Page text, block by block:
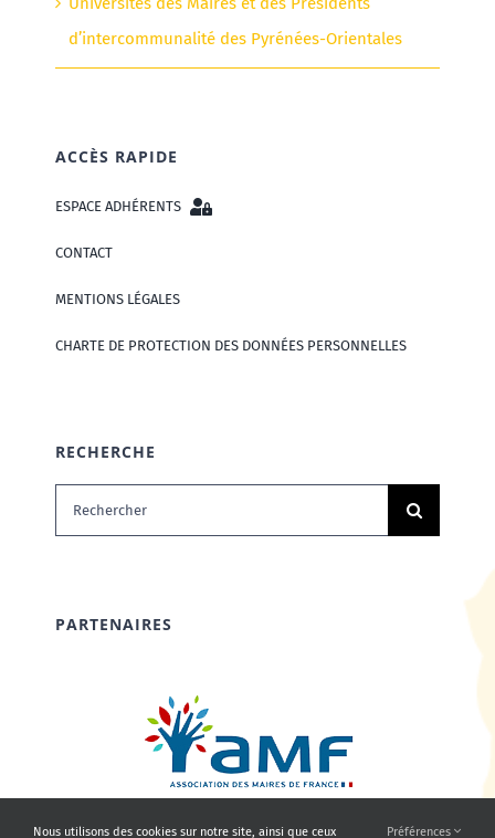
d’intercommunalité des Pyrénées-Orientales
ACCÈS RAPIDE
ESPACE ADHÉRENTS
CONTACT
MENTIONS LÉGALES
CHARTE DE PROTECTION DES DONNÉES PERSONNELLES
RECHERCHE
Rechercher:
PARTENAIRES
Nous utilisons des cookies sur notre site, ainsi que ceux Préférences